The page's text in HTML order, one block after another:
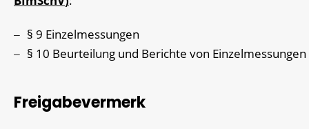
§ 9 Einzelmessungen
§ 10 Beurteilung und Berichte von Einzelmessungen
Freigabevermerk